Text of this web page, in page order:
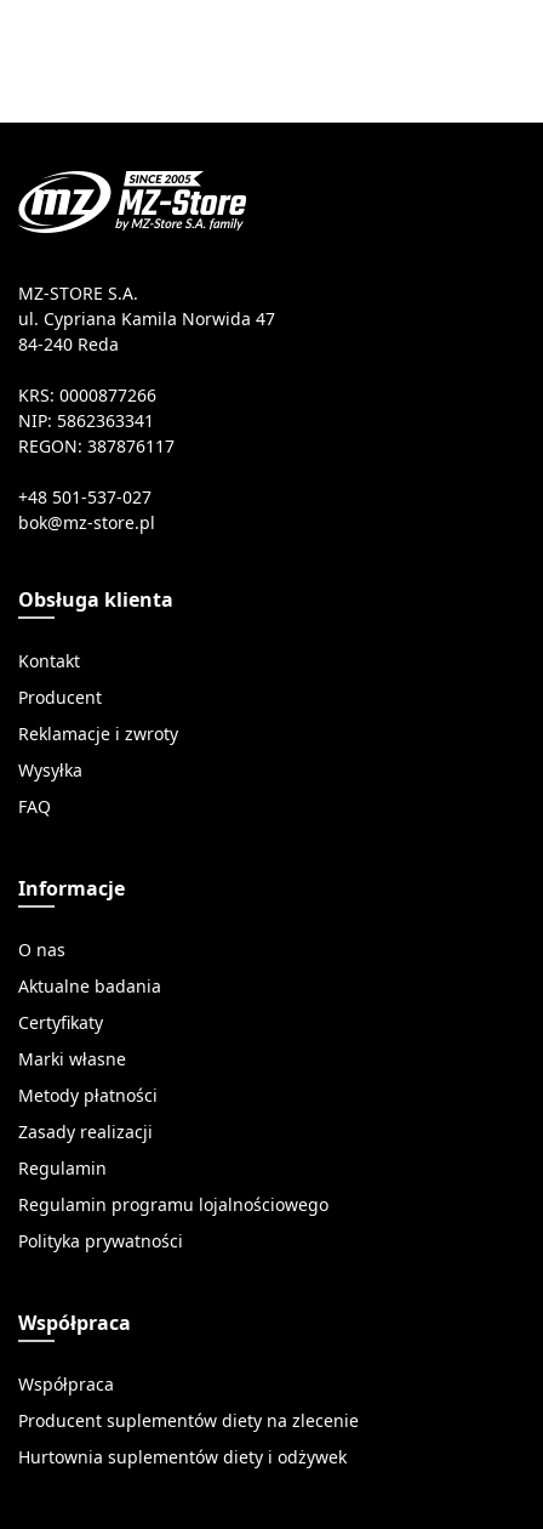
MZ-STORE S.A.
ul. Cypriana Kamila Norwida 47
84-240 Reda
KRS: 0000877266
NIP: 5862363341
REGON: 387876117
+48 501-537-027
Obsługa klienta
Kontakt
Producent
Reklamacje i zwroty
Wysyłka
FAQ
Informacje
O nas
Aktualne badania
Certyfikaty
Marki własne
Metody płatności
Zasady realizacji
Regulamin
Regulamin programu lojalnościowego
Polityka prywatności
Współpraca
Współpraca
Producent suplementów diety na zlecenie
Hurtownia suplementów diety i odżywek